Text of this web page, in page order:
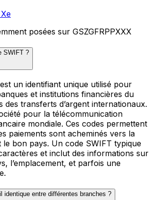
posées sur GSZGFRPPXXX
SWIFT ?
un identifiant unique utilisé pour
et institutions financières du
des transferts d’argent internationaux.
pour la télécommunication
mondiale. Ces codes permettent
paiements sont acheminés vers la
le bon pays. Un code SWIFT typique
et inclut des informations sur
l’emplacement, et parfois une
identique entre différentes branches ?